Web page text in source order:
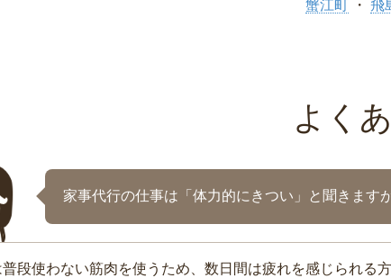
蟹江町
飛
よく
家事代行の仕事は「体力的にきつい」と聞きます
段使わない筋肉を使うため、数日間は疲れを感じられる方